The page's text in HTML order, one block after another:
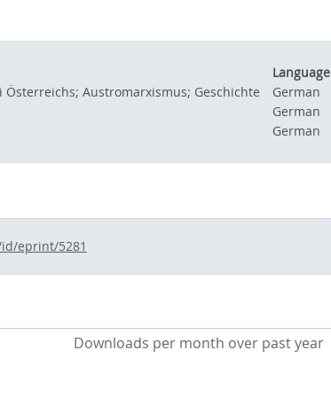
Language
Österreichs; Austromarxismus; Geschichte
German
German
German
eprint/5281
Downloads per month over past year